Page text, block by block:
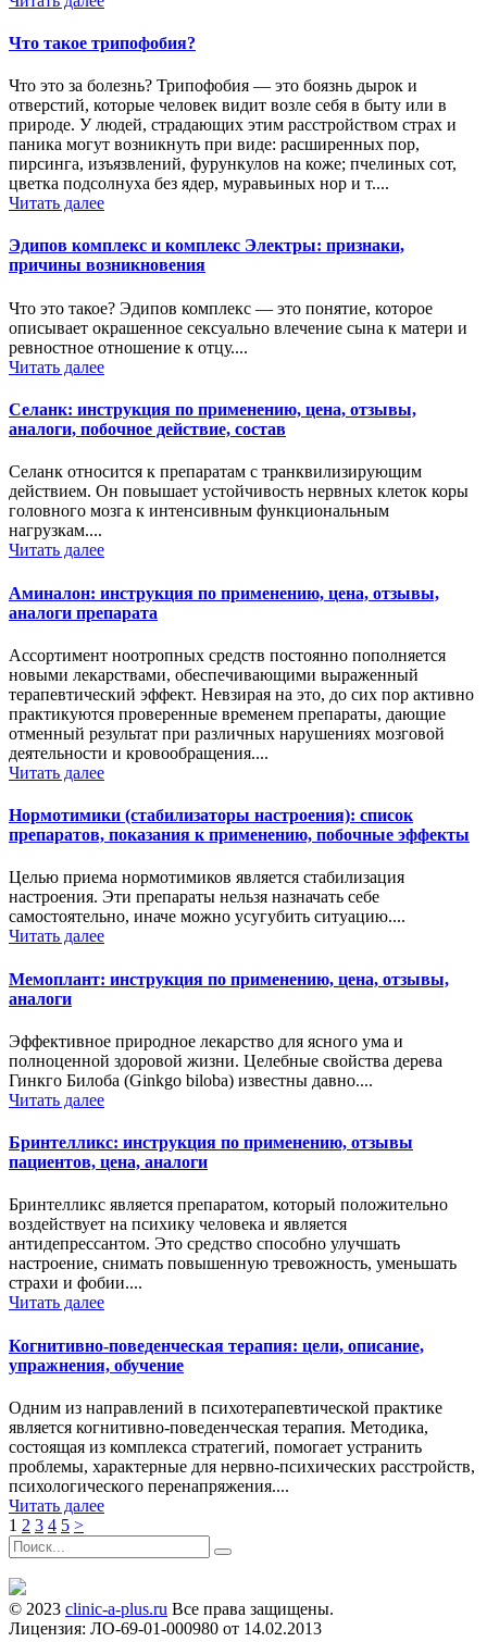
Что такое трипофобия?
Что это за болезнь? Трипофобия — это боязнь дырок и
отверстий, которые человек видит возле себя в быту или в
природе. У людей, страдающих этим расстройством страх и
паника могут возникнуть при виде: расширенных пор,
пирсинга, изъязвлений, фурункулов на коже; пчелиных сот,
цветка подсолнуха без ядер, муравьиных нор и т....
Читать далее
Эдипов комплекс и комплекс Электры: признаки,
причины возникновения
Что это такое? Эдипов комплекс — это понятие, которое
описывает окрашенное сексуально влечение сына к матери и
ревностное отношение к отцу....
Читать далее
Селанк: инструкция по применению, цена, отзывы,
аналоги, побочное действие, состав
Селанк относится к препаратам с транквилизирующим
действием. Он повышает устойчивость нервных клеток коры
головного мозга к интенсивным функциональным
нагрузкам....
Читать далее
Аминалон: инструкция по применению, цена, отзывы,
аналоги препарата
Ассортимент ноотропных средств постоянно пополняется
новыми лекарствами, обеспечивающими выраженный
терапевтический эффект. Невзирая на это, до сих пор активно
практикуются проверенные временем препараты, дающие
отменный результат при различных нарушениях мозговой
деятельности и кровообращения....
Читать далее
Нормотимики (стабилизаторы настроения): список
препаратов, показания к применению, побочные эффекты
Целью приема нормотимиков является стабилизация
настроения. Эти препараты нельзя назначать себе
самостоятельно, иначе можно усугубить ситуацию....
Читать далее
Мемоплант: инструкция по применению, цена, отзывы,
аналоги
Эффективное природное лекарство для ясного ума и
полноценной здоровой жизни. Целебные свойства дерева
Гинкго Билоба (Ginkgo biloba) известны давно....
Читать далее
Бринтелликс: инструкция по применению, отзывы
пациентов, цена, аналоги
Бринтелликс является препаратом, который положительно
воздействует на психику человека и является
антидепрессантом. Это средство способно улучшать
настроение, снимать повышенную тревожность, уменьшать
страхи и фобии....
Читать далее
Когнитивно-поведенческая терапия: цели, описание,
упражнения, обучение
Одним из направлений в психотерапевтической практике
является когнитивно-поведенческая терапия. Методика,
состоящая из комплекса стратегий, помогает устранить
проблемы, характерные для нервно-психических расстройств,
психологического перенапряжения....
Читать далее
1 2 3 4 5 >
© 2023 clinic-a-plus.ru Все права защищены.
Лицензия: ЛО-69-01-000980 от 14.02.2013